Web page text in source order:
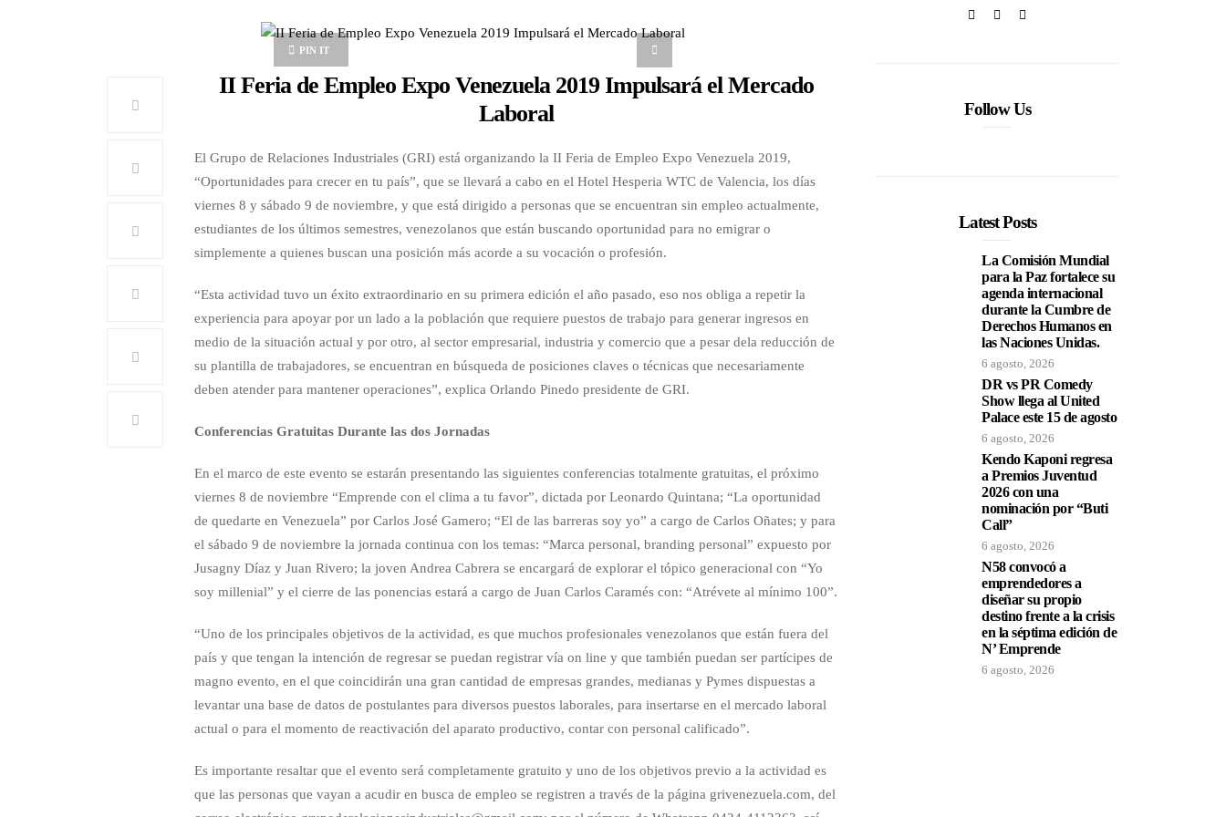
PIN IT
II Feria de Empleo Expo Venezuela 2019 Impulsará el Mercado
Laboral
El Grupo de Relaciones Industriales (GRI) está organizando la II Feria de Empleo Expo Venezuela 2019,
“Oportunidades para crecer en tu país”, que se llevará a cabo en el Hotel Hesperia WTC de Valencia, los días
viernes 8 y sábado 9 de noviembre, y que está dirigido a personas que se encuentran sin empleo actualmente,
estudiantes de los últimos semestres, venezolanos que están buscando oportunidad para no emigrar o
simplemente a quienes buscan una posición más acorde a su vocación o profesión.
“Esta actividad tuvo un éxito extraordinario en su primera edición el año pasado, eso nos obliga a repetir la
experiencia para apoyar por un lado a la población que requiere puestos de trabajo para generar ingresos en
medio de la situación actual y por otro, al sector empresarial, industria y comercio que a pesar dela reducción de
su plantilla de trabajadores, se encuentran en búsqueda de posiciones claves o técnicas que necesariamente
deben atender para mantener operaciones”, explica Orlando Pinedo presidente de GRI.
Conferencias Gratuitas Durante las dos Jornadas
En el marco de este evento se estarán presentando las siguientes conferencias totalmente gratuitas, el próximo
viernes 8 de noviembre “Emprende con el clima a tu favor”, dictada por Leonardo Quintana; “La oportunidad
de quedarte en Venezuela” por Carlos José Gamero; “El de las barreras soy yo” a cargo de Carlos Oñates; y para
el sábado 9 de noviembre la jornada continua con los temas: “Marca personal, branding personal” expuesto por
Jusagny Díaz y Juan Rivero; la joven Andrea Cabrera se encargará de explorar el tópico generacional con “Yo
soy millenial” y el cierre de las ponencias estará a cargo de Juan Carlos Caramés con: “Atrévete al mínimo 100”.
“Uno de los principales objetivos de la actividad, es que muchos profesionales venezolanos que están fuera del
país y que tengan la intención de regresar se puedan registrar vía on line y que también puedan ser partícipes de
magno evento, en el que coincidirán una gran cantidad de empresas grandes, medianas y Pymes dispuestas a
levantar una base de datos de postulantes para diversos puestos laborales, para insertarse en el mercado laboral
actual o para el momento de reactivación del aparato productivo, contar con personal calificado”.
Es importante resaltar que el evento será completamente gratuito y uno de los objetivos previo a la actividad es
que las personas que vayan a acudir en busca de empleo se registren a través de la página grivenezuela.com, del
Follow Us
Latest Posts
La Comisión Mundial
para la Paz fortalece su
agenda internacional
durante la Cumbre de
Derechos Humanos en
las Naciones Unidas.
6 agosto, 2026
DR vs PR Comedy
Show llega al United
Palace este 15 de agosto
6 agosto, 2026
Kendo Kaponi regresa
a Premios Juventud
2026 con una
nominación por “Buti
Call”
6 agosto, 2026
N58 convocó a
emprendedores a
diseñar su propio
destino frente a la crisis
en la séptima edición de
N’ Emprende
6 agosto, 2026